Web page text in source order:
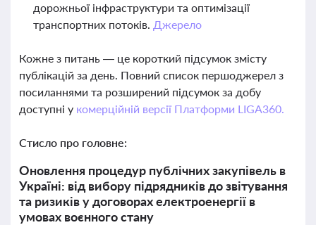
дорожньої інфраструктури та оптимізації
транспортних потоків. Джерело
Кожне з питань — це короткий підсумок змісту
публікацій за день. Повний список першоджерел з
посиланнями та розширений підсумок за добу
доступні у комерційній версії Платформи LIGA360.
Стисло про головне:
Оновлення процедур публічних закупівель в
Україні: від вибору підрядників до звітування
та ризиків у договорах електроенергії в
умовах воєнного стану